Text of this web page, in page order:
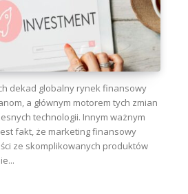
dekad globalny rynek finansowy
a głównym motorem tych zmian
technologii. Innym ważnym
fakt, że marketing finansowy
ze skomplikowanych produktów